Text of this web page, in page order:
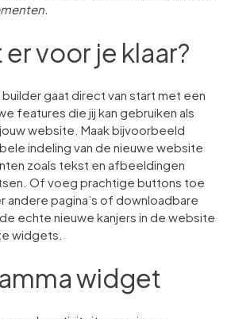
voor je klaar?
gaat direct van start met een
features die jij kan gebruiken als
website. Maak bijvoorbeeld
indeling van de nieuwe website
zoals tekst en afbeeldingen
Of voeg prachtige buttons toe
andere pagina’s of downloadbare
echte nieuwe kanjers in de website
widgets.
widget